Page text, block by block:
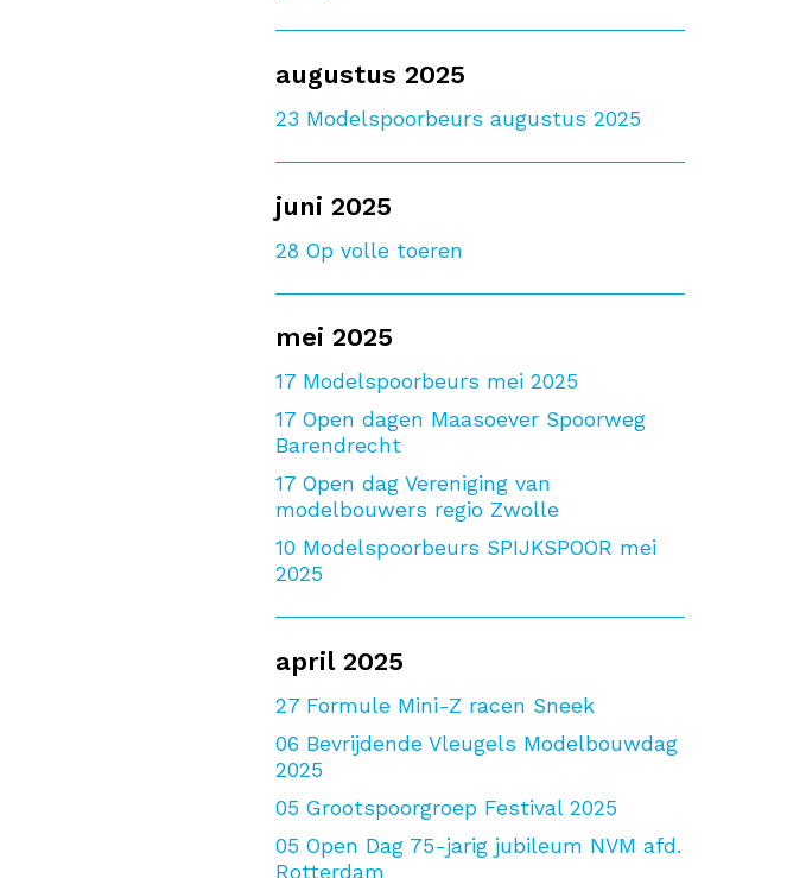
augustus 2025
23 Modelspoorbeurs augustus 2025
juni 2025
28 Op volle toeren
mei 2025
17 Modelspoorbeurs mei 2025
17 Open dagen Maasoever Spoorweg
Barendrecht
17 Open dag Vereniging van
modelbouwers regio Zwolle
10 Modelspoorbeurs SPIJKSPOOR mei
2025
april 2025
27 Formule Mini-Z racen Sneek
06 Bevrijdende Vleugels Modelbouwdag
2025
05 Grootspoorgroep Festival 2025
05 Open Dag 75-jarig jubileum NVM afd.
Rotterdam